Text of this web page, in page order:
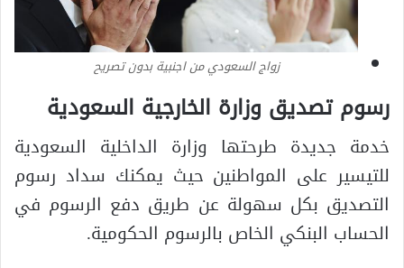
زواج السعودي من اجنبية بدون تصريح
رسوم تصديق وزارة الخارجية السعودية
خدمة جديدة طرحتها وزارة الداخلية السعودية
للتيسير على المواطنين حيث يمكنك سداد رسوم
التصديق بكل سهولة عن طريق دفع الرسوم في
الحساب البنكي الخاص بالرسوم الحكومية.